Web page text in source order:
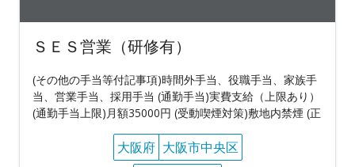
ＳＥＳ営業（研修有）
(その他の手当等付記事項)時間外手当、役職手当、家族手
当、営業手当、採用手当 (通勤手当)実費支給（上限あり）
(通勤手当上限)月額35000円 (受動喫煙対策)敷地内禁煙 (正
大阪府 大阪市中央区